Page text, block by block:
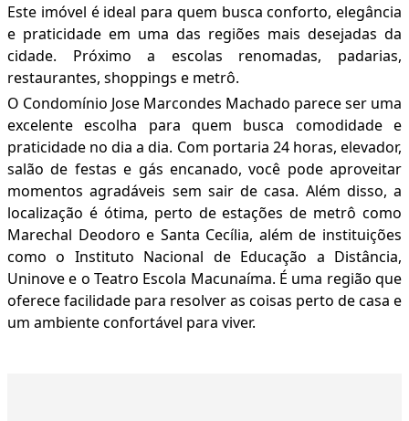
Este imóvel é ideal para quem busca conforto, elegância
e praticidade em uma das regiões mais desejadas da
cidade. Próximo a escolas renomadas, padarias,
restaurantes, shoppings e metrô.
O Condomínio Jose Marcondes Machado parece ser uma
excelente escolha para quem busca comodidade e
praticidade no dia a dia. Com portaria 24 horas, elevador,
salão de festas e gás encanado, você pode aproveitar
momentos agradáveis sem sair de casa. Além disso, a
localização é ótima, perto de estações de metrô como
Marechal Deodoro e Santa Cecília, além de instituições
como o Instituto Nacional de Educação a Distância,
Uninove e o Teatro Escola Macunaíma. É uma região que
oferece facilidade para resolver as coisas perto de casa e
um ambiente confortável para viver.